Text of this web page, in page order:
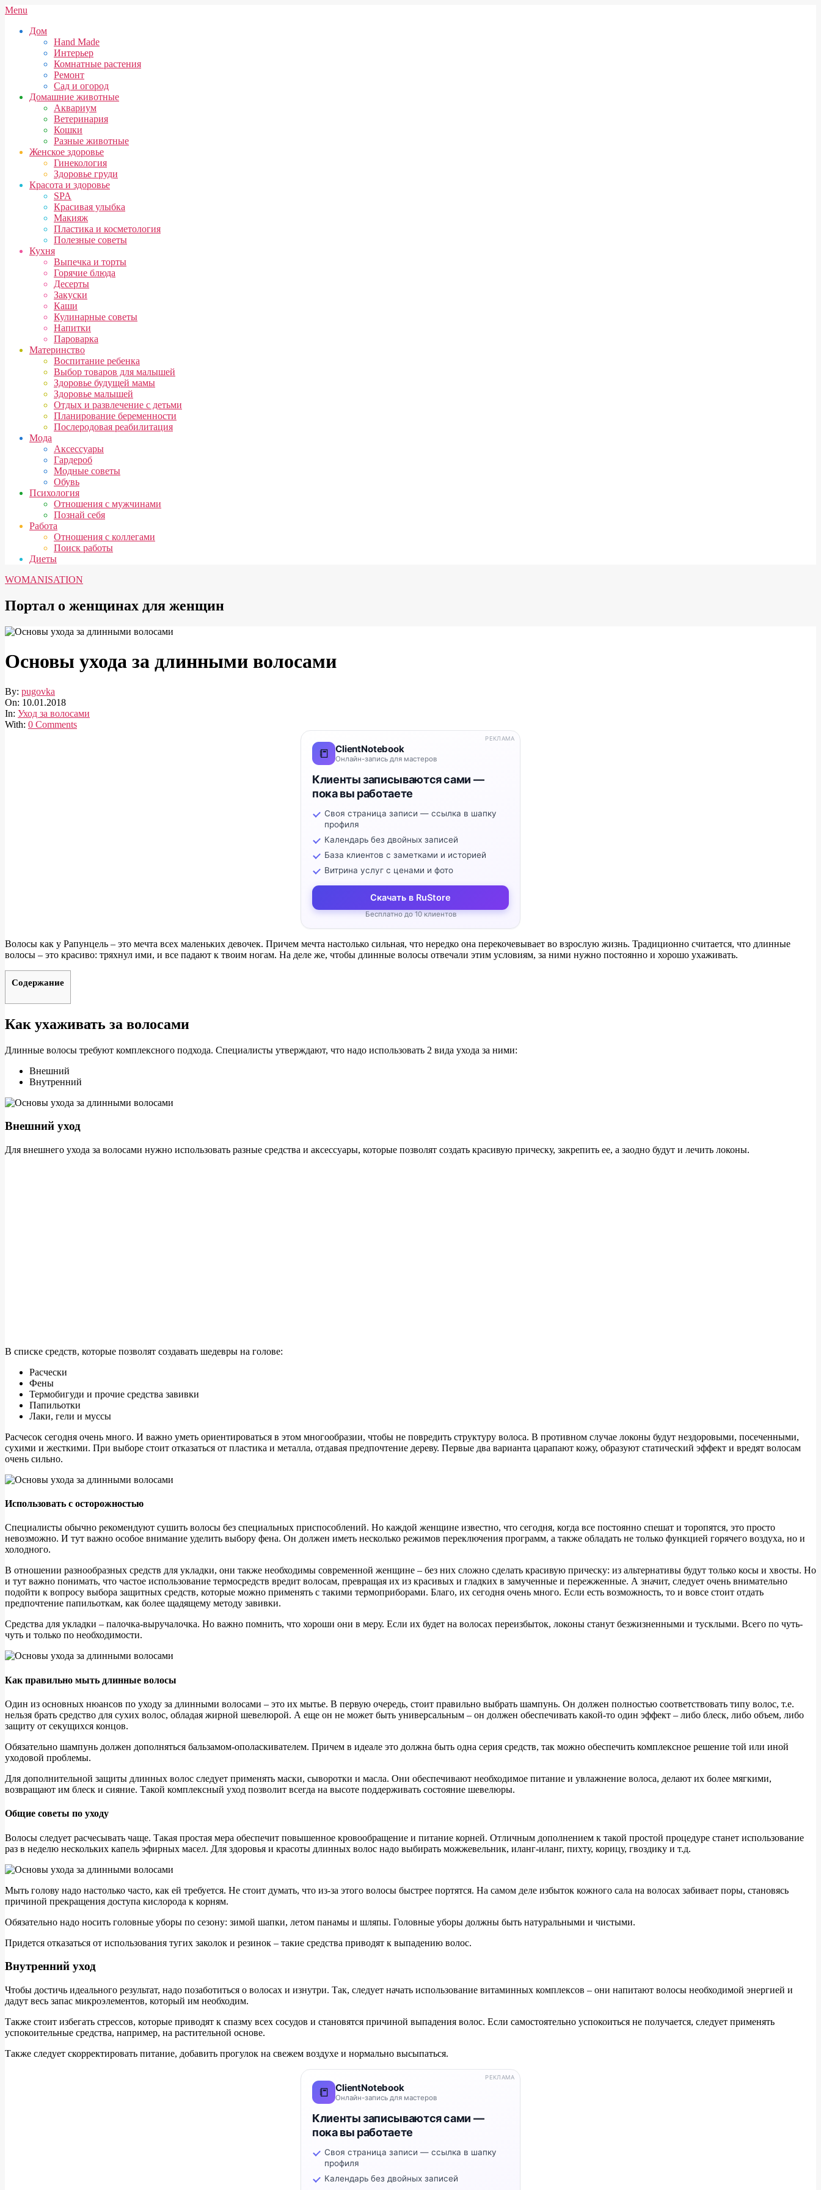
Skip
content
Secondary
Menu
Menu
Дом
Hand Made
Интерьер
Комнатные растения
Ремонт
Сад и огород
Домашние животные
Аквариум
Ветеринария
Кошки
Разные животные
Женское здоровье
Гинекология
Здоровье груди
Красота и здоровье
SPA
Красивая улыбка
Макияж
Пластика и косметология
Полезные советы
Кухня
Выпечка и торты
Горячие блюда
Десерты
Закуски
Каши
Кулинарные советы
Напитки
Пароварка
Материнство
Воспитание ребенка
Выбор товаров для малышей
Здоровье будущей мамы
Здоровье малышей
Отдых и развлечение с детьми
Планирование беременности
Послеродовая реабилитация
Мода
Аксессуары
Гардероб
Модные советы
Обувь
Психология
Отношения с мужчинами
Познай себя
Работа
Отношения с коллегами
Поиск работы
Диеты
WOMANISATION
Портал о женщинах для женщин
Основы ухода за длинными волосами
By: pugovka
On: 10.01.2018
In: Уход за волосами
With: 0 Comments
📒 ClientNotebook
Онлайн-запись для мастеров
Клиенты записываются сами —
пока вы работаете
Своя страница записи — ссылка в шапку
профиля
Календарь без двойных записей
База клиентов с заметками и историей
Витрина услуг с ценами и фото
Скачать в RuStore
Бесплатно до 10 клиентов
РЕКЛАМА
Волосы как у Рапунцель – это мечта всех маленьких девочек. Причем мечта настолько сильная, что нередко она перекочевывает во взрослую жизнь. Традиционно считается, что длинные
волосы – это красиво: тряхнул ими, и все падают к твоим ногам. На деле же, чтобы длинные волосы отвечали этим условиям, за ними нужно постоянно и хорошо ухаживать.
Содержание
Как ухаживать за волосами
Длинные волосы требуют комплексного подхода. Специалисты утверждают, что надо использовать 2 вида ухода за ними:
Внешний
Внутренний
Внешний уход
Для внешнего ухода за волосами нужно использовать разные средства и аксессуары, которые позволят создать красивую прическу, закрепить ее, а заодно будут и лечить локоны.
В списке средств, которые позволят создавать шедевры на голове:
Расчески
Фены
Термобигуди и прочие средства завивки
Папильотки
Лаки, гели и муссы
Расчесок сегодня очень много. И важно уметь ориентироваться в этом многообразии, чтобы не повредить структуру волоса. В противном случае локоны будут нездоровыми, посеченными,
сухими и жесткими. При выборе стоит отказаться от пластика и металла, отдавая предпочтение дереву. Первые два варианта царапают кожу, образуют статический эффект и вредят волосам
очень сильно.
Использовать с осторожностью
Специалисты обычно рекомендуют сушить волосы без специальных приспособлений. Но каждой женщине известно, что сегодня, когда все постоянно спешат и торопятся, это просто
невозможно. И тут важно особое внимание уделить выбору фена. Он должен иметь несколько режимов переключения программ, а также обладать не только функцией горячего воздуха, но и
холодного.
В отношении разнообразных средств для укладки, они также необходимы современной женщине – без них сложно сделать красивую прическу: из альтернативы будут только косы и хвосты. Но
и тут важно понимать, что частое использование термосредств вредит волосам, превращая их из красивых и гладких в замученные и пережженные. А значит, следует очень внимательно
подойти к вопросу выбора защитных средств, которые можно применять с такими термоприборами. Благо, их сегодня очень много. Если есть возможность, то и вовсе стоит отдать
предпочтение папильоткам, как более щадящему методу завивки.
Средства для укладки – палочка-выручалочка. Но важно помнить, что хороши они в меру. Если их будет на волосах переизбыток, локоны станут безжизненными и тусклыми. Всего по чуть-
чуть и только по необходимости.
Как правильно мыть длинные волосы
Один из основных нюансов по уходу за длинными волосами – это их мытье. В первую очередь, стоит правильно выбрать шампунь. Он должен полностью соответствовать типу волос, т.е.
нельзя брать средство для сухих волос, обладая жирной шевелюрой. А еще он не может быть универсальным – он должен обеспечивать какой-то один эффект – либо блеск, либо объем, либо
защиту от секущихся концов.
Обязательно шампунь должен дополняться бальзамом-ополаскивателем. Причем в идеале это должна быть одна серия средств, так можно обеспечить комплексное решение той или иной
уходовой проблемы.
Для дополнительной защиты длинных волос следует применять маски, сыворотки и масла. Они обеспечивают необходимое питание и увлажнение волоса, делают их более мягкими,
возвращают им блеск и сияние. Такой комплексный уход позволит всегда на высоте поддерживать состояние шевелюры.
Общие советы по уходу
Волосы следует расчесывать чаще. Такая простая мера обеспечит повышенное кровообращение и питание корней. Отличным дополнением к такой простой процедуре станет использование
раз в неделю нескольких капель эфирных масел. Для здоровья и красоты длинных волос надо выбирать можжевельник, иланг-иланг, пихту, корицу, гвоздику и т.д.
Мыть голову надо настолько часто, как ей требуется. Не стоит думать, что из-за этого волосы быстрее портятся. На самом деле избыток кожного сала на волосах забивает поры, становясь
причиной прекращения доступа кислорода к корням.
Обязательно надо носить головные уборы по сезону: зимой шапки, летом панамы и шляпы. Головные уборы должны быть натуральными и чистыми.
Придется отказаться от использования тугих заколок и резинок – такие средства приводят к выпадению волос.
Внутренний уход
Чтобы достичь идеального результат, надо позаботиться о волосах и изнутри. Так, следует начать использование витаминных комплексов – они напитают волосы необходимой энергией и
дадут весь запас микроэлементов, который им необходим.
Также стоит избегать стрессов, которые приводят к спазму всех сосудов и становятся причиной выпадения волос. Если самостоятельно успокоиться не получается, следует применять
успокоительные средства, например, на растительной основе.
Также следует скорректировать питание, добавить прогулок на свежем воздухе и нормально высыпаться.
📒 ClientNotebook
Онлайн-запись для мастеров
Клиенты записываются сами —
пока вы работаете
Своя страница записи — ссылка в шапку
профиля
Календарь без двойных записей
РЕКЛАМА